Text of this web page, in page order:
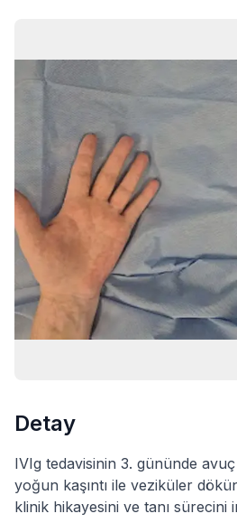
Detay
IVIg tedavisinin 3. gününde
yoğun kaşıntı ile veziküler
klinik hikayesini ve tanı sürecini